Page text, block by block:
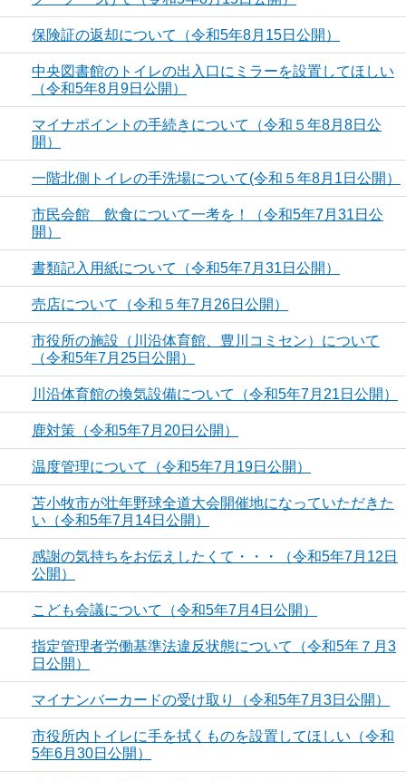
保険証の返却について（令和5年8月15日公開）
中央図書館のトイレの出入口にミラーを設置してほしい
（令和5年8月9日公開）
マイナポイントの手続きについて（令和５年8月8日公
開）
一階北側トイレの手洗場について(令和５年8月1日公開）
市民会館 飲食について一考を！（令和5年7月31日公
開）
書類記入用紙について（令和5年7月31日公開）
売店について（令和５年7月26日公開）
市役所の施設（川沿体育館、豊川コミセン）について
（令和5年7月25日公開）
川沿体育館の換気設備について（令和5年7月21日公開）
鹿対策（令和5年7月20日公開）
温度管理について（令和5年7月19日公開）
苫小牧市が壮年野球全道大会開催地になっていただきた
い（令和5年7月14日公開）
感謝の気持ちをお伝えしたくて・・・（令和5年7月12日
公開）
こども会議について（令和5年7月4日公開）
指定管理者労働基準法違反状態について（令和5年７月3
日公開）
マイナンバーカードの受け取り（令和5年7月3日公開）
市役所内トイレに手を拭くものを設置してほしい（令和
5年6月30日公開）